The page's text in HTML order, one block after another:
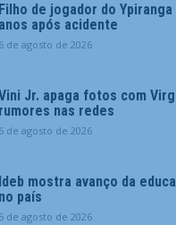
Filho de jogador do
anos após acidente
6 de agosto de 2026
Jr. apaga fotos com
rumores nas redes
6 de agosto de 2026
Ideb mostra avanço da
no país
5 de agosto de 2026